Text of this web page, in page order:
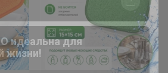
формы BB -